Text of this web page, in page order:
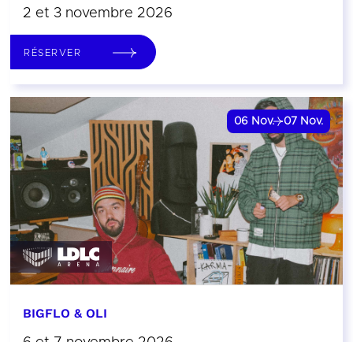
2 et 3 novembre 2026
RÉSERVER
06 Nov. 07 Nov.
BIGFLO & OLI